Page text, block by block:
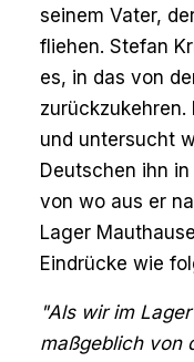
seinem Vater,
fliehen. Stefan
es, in das von
und untersucht
Deutschen ihn
von wo aus er
Lager
Eindrücke wie
"Als wir im
maßgeblich von